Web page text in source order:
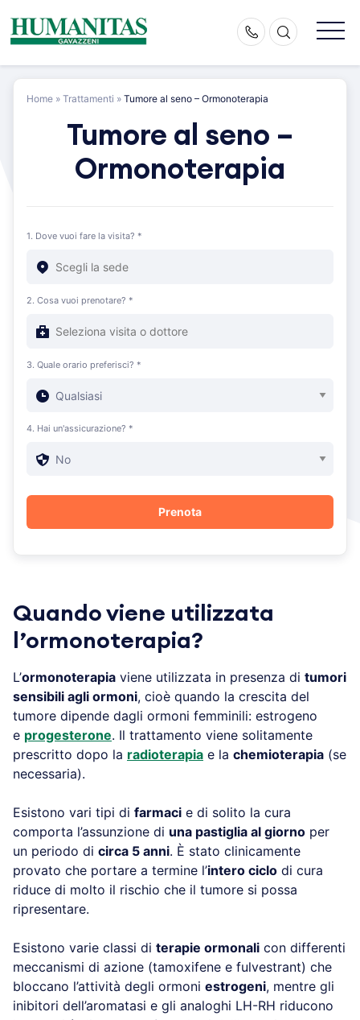
content
Home » Trattamenti » Tumore al seno – Ormonoterapia
Tumore al seno –
Ormonoterapia
1. Dove vuoi fare la visita? *
2. Cosa vuoi prenotare? *
3. Quale orario preferisci? *
4. Hai un'assicurazione? *
Quando viene utilizzata
l’ormonoterapia?
L’ormonoterapia viene utilizzata in presenza di tumori
sensibili agli ormoni, cioè quando la crescita del
tumore dipende dagli ormoni femminili: estrogeno
e progesterone. Il trattamento viene solitamente
prescritto dopo la radioterapia e la chemioterapia (se
necessaria).
Esistono vari tipi di farmaci e di solito la cura
comporta l’assunzione di una pastiglia al giorno per
un periodo di circa 5 anni. È stato clinicamente
provato che portare a termine l’intero ciclo di cura
riduce di molto il rischio che il tumore si possa
ripresentare.
Esistono varie classi di terapie ormonali con differenti
meccanismi di azione (tamoxifene e fulvestrant) che
bloccano l’attività degli ormoni estrogeni, mentre gli
inibitori dell’aromatasi e gli analoghi LH-RH riducono